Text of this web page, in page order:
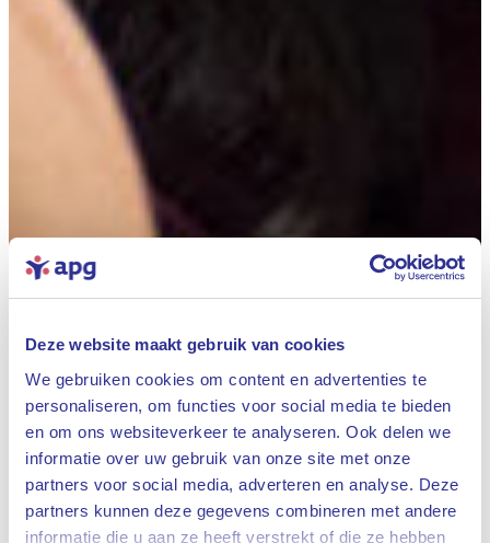
Deze website maakt gebruik van cookies
We gebruiken cookies om content en advertenties te
personaliseren, om functies voor social media te bieden
en om ons websiteverkeer te analyseren. Ook delen we
informatie over uw gebruik van onze site met onze
partners voor social media, adverteren en analyse. Deze
partners kunnen deze gegevens combineren met andere
informatie die u aan ze heeft verstrekt of die ze hebben
Sluiten